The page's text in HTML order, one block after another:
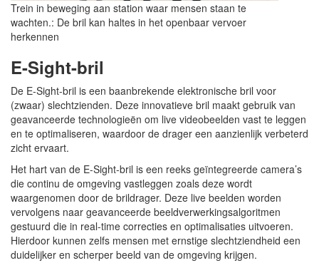
Trein in beweging aan station waar mensen staan te
wachten.: De bril kan haltes in het openbaar vervoer
herkennen
E-Sight-bril
De E-Sight-bril is een baanbrekende elektronische bril voor
(zwaar) slechtzienden. Deze innovatieve bril maakt gebruik van
geavanceerde technologieën om live videobeelden vast te leggen
en te optimaliseren, waardoor de drager een aanzienlijk verbeterd
zicht ervaart.
Het hart van de E-Sight-bril is een reeks geïntegreerde camera’s
die continu de omgeving vastleggen zoals deze wordt
waargenomen door de brildrager. Deze live beelden worden
vervolgens naar geavanceerde beeldverwerkingsalgoritmen
gestuurd die in real-time correcties en optimalisaties uitvoeren.
Hierdoor kunnen zelfs mensen met ernstige slechtziendheid een
duidelijker en scherper beeld van de omgeving krijgen.